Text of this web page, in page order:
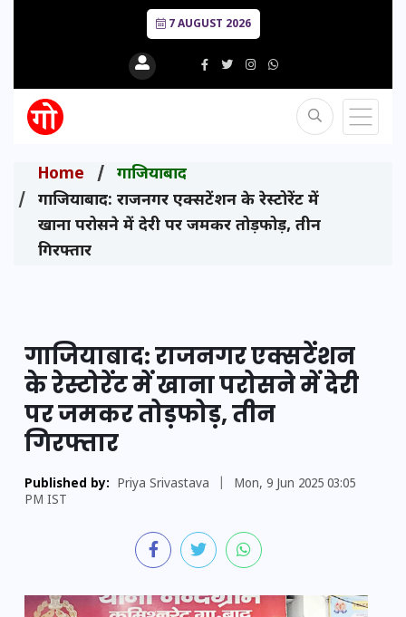
7 AUGUST 2026
Home
गाजियाबाद
गाजियाबाद: राजनगर एक्सटेंशन के रेस्टोरेंट में
खाना परोसने में देरी पर जमकर तोड़फोड़, तीन
गिरफ्तार
गाजियाबाद: राजनगर एक्सटेंशन
के रेस्टोरेंट में खाना परोसने में देरी
पर जमकर तोड़फोड़, तीन
गिरफ्तार
Published by: Priya Srivastava
Mon, 9 Jun 2025 03:05
PM IST